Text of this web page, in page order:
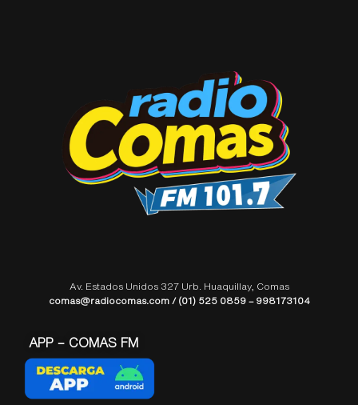
Av. Estados Unidos 327 Urb. Huaquillay, Comas
comas@radiocomas.com / (01) 525 0859 – 998173104
APP – COMAS FM